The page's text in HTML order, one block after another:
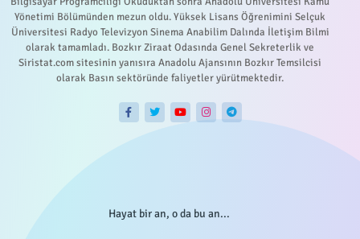
Yönetimi Bölümünden mezun oldu. Yüksek Lisans Öğrenimini Selçuk
Üniversitesi Radyo Televizyon Sinema Anabilim Dalında İletişim Bilmi
olarak tamamladı. Bozkır Ziraat Odasında Genel Sekreterlik ve
Siristat.com sitesinin yanısıra Anadolu Ajansının Bozkır Temsilcisi
olarak Basın sektöründe faliyetler yürütmektedir.
Hayat bir an, o da bu an...